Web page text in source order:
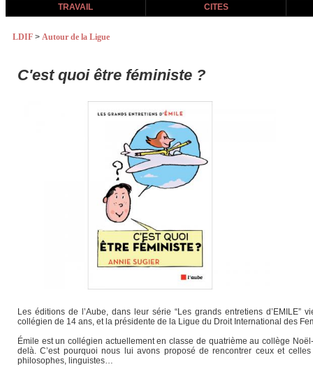
TRAVAIL
CITES
LDIF > Autour de la Ligue
C'est quoi être féministe ?
Les éditions de l’Aube, dans leur série “Les grands entretiens d’EMILE”
collégien de 14 ans, et la présidente de la Ligue du Droit International des
Émile est un collégien actuellement en classe de quatrième au collège
delà. C’est pourquoi nous lui avons proposé de rencontrer ceux et
philosophes, linguistes…